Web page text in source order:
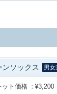
ンソックス 男女
ット価格
¥3,200